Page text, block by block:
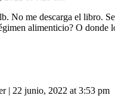
No me descarga el libro.
alimenticio? O donde
| 22 junio, 2022 at 3:53 pm